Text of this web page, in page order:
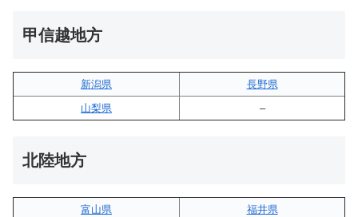
甲信越地方
新潟県
長野県
山梨県
–
北陸地方
富山県
福井県